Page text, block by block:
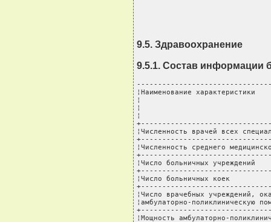
9.5. Здравоохранение
9.5.1. Состав информации
¦Наименование
¦
¦
¦
¦Численность врачей всех
¦Численность среднего
¦Число больничных
¦Число больничных коек
¦Число врачебных
¦амбулаторно-
¦Мощность амбулаторно-